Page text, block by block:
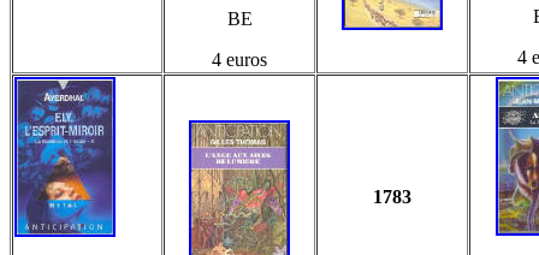
BE
4 euros
4
1783